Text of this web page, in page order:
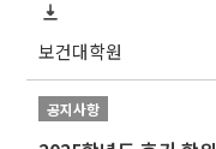
보건대학원
공지사항